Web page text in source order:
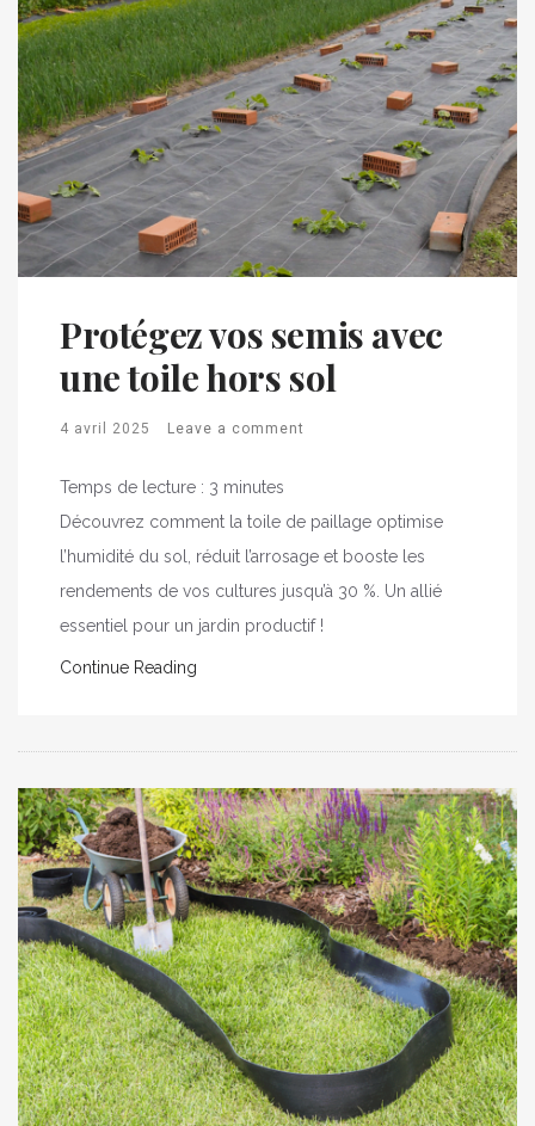
Protégez vos semis avec
une toile hors sol
4 avril 2025 Leave a comment
Temps de lecture : 3 minutes
Découvrez comment la toile de paillage optimise
l’humidité du sol, réduit l’arrosage et booste les
rendements de vos cultures jusqu’à 30 %. Un allié
essentiel pour un jardin productif !
Continue Reading